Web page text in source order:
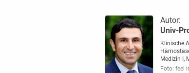
Autor:
Univ-
Klinische
Medizin I,
Foto: feel